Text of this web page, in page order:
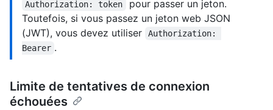
Authorization: token
pour passer un jeton.
Toutefois, si vous passez un jeton web JSON
(JWT), vous devez utiliser
Authorization:
Bearer .
Limite de tentatives de connexion
échouées